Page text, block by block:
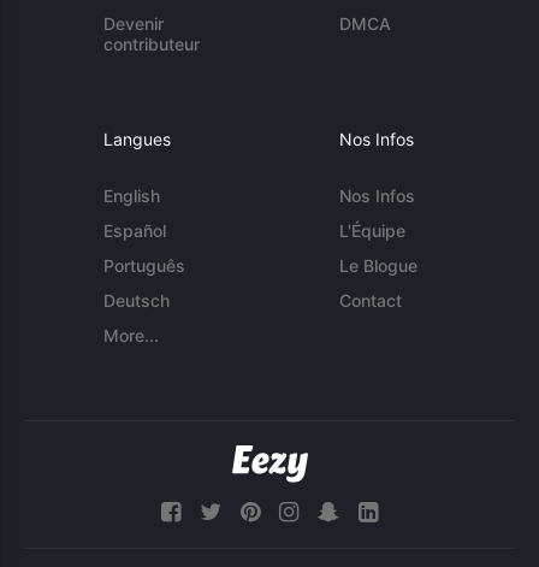
Devenir
contributeur
DMCA
Langues
English
Español
Português
Deutsch
More...
Nos Infos
Nos Infos
L'Équipe
Le Blogue
Contact